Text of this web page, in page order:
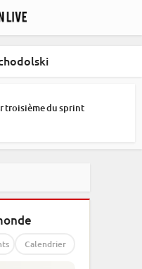
troisième du sprint
Calendrier